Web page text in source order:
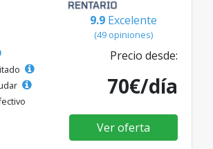
9.9 Excelente
(49 opiniones)
Precio desde:
70€/día
Ver oferta